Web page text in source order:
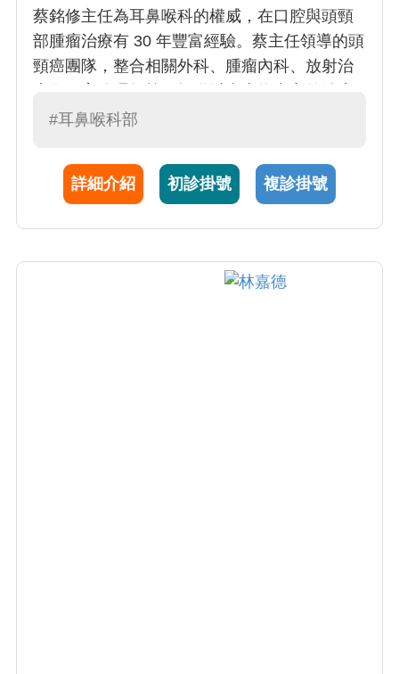
蔡銘修主任為耳鼻喉科的權威，在口腔與頭頸
部腫瘤治療有 30 年豐富經驗。蔡主任領導的頭
頸癌團隊，整合相關外科、腫瘤內科、放射治
方案。蔡主任專長於根治性頭頸部惡性腫瘤手
腫瘤手術、以及其他耳鼻喉頭頸手術。蔡主任
對於病人相當耐心且不馬虎，問診詳細，細心
#耳鼻喉科部
詳細介紹 初診掛號 複診掛號